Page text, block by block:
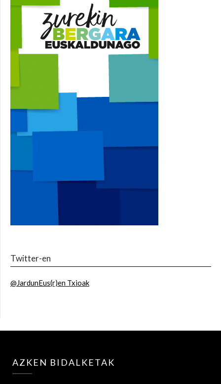
Twitter-en
@JardunEus(r)en Txioak
AZKEN BIDALKETAK